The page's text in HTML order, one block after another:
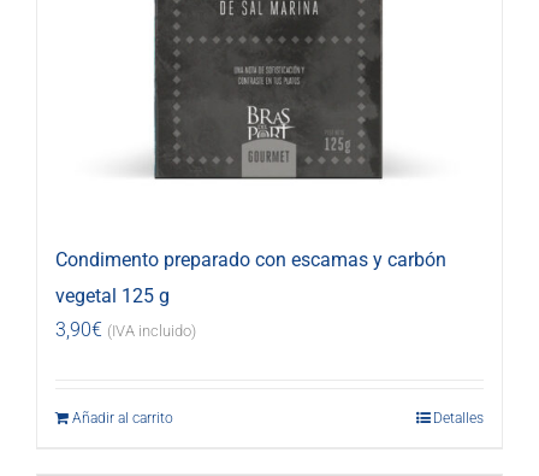
Condimento preparado con escamas y carbón
vegetal 125 g
3,90€ (IVA incluido)
Añadir al carrito Detalles